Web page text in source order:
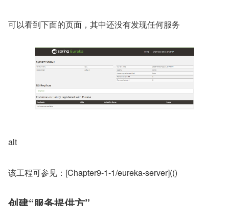
可以看到下面的页面，其中还没有发现任何服务
alt
该工程可参见：[Chapter9-1-1/eureka-server](()
创建“服务提供方”